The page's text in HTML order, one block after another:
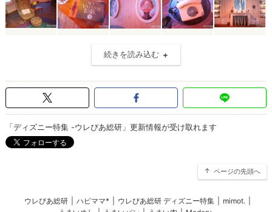
続きを読み込む
「ディズニー特集 -ウレぴあ総研」更新情報が受け取れます
ページの先頭へ
ウレぴあ総研 ハピママ* ウレぴあ総研 ディズニー特集 mimot.